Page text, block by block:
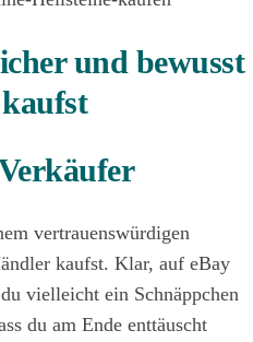
und bewusst
vertrauenswürdigen
kaufst. Klar, auf eBay
vielleicht ein Schnäppchen
du am Ende enttäuscht